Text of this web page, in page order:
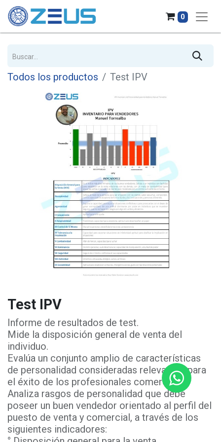
0
Todos los productos Test IPV
Test IPV
Informe de resultados de test.
Mide la disposición general de venta del
individuo.
Evalúa un conjunto amplio de características
de personalidad consideradas relevantes para
el éxito de los profesionales comerciales.
Analiza rasgos de personalidad que debe
poseer un buen vendedor orientado al perfil del
puesto de venta y comercial, a través de los
siguientes indicadores: